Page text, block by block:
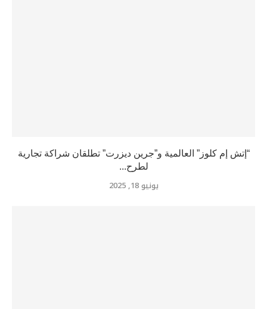
“إتش إم كلوز” العالمية و”جرين ديزرت” تطلقان شراكة تجارية
لطرح...
يونيو 18, 2025